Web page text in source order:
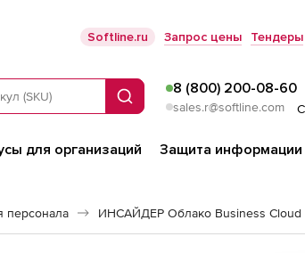
Softline.ru Запрос цены Тендеры
Поиск
8 (800) 200-08-60
sales.r@softline.com
для организаций Защита информации
персонала ИНСАЙДЕР Облако Business Cloud